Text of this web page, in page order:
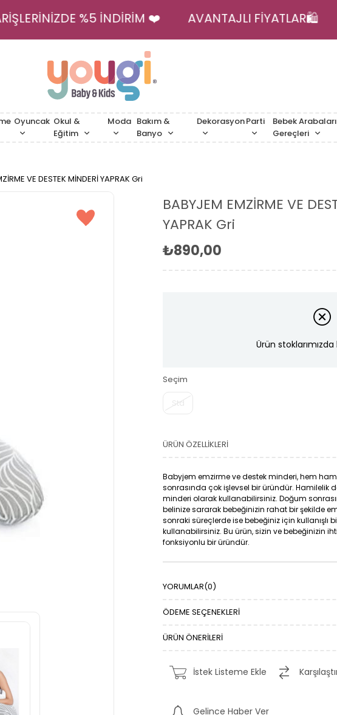
%5 İNDİRİM ❤️ AVANTAJLI FİYATLAR🛍️
Oyuncak Okul &
Eğitim
Moda Bakım &
Banyo
DekorasyonParti
Bebek
Gereçleri
VE DESTEK MİNDERİ YAPRAK Gri
BABYJEM EMZİRME VE
YAPRAK Gri
₺890,00
Ürün stoklarımızda
Seçim
Std
ÜRÜN ÖZELLIKLERI
Babyjem emzirme ve destek minderi, hem
sonrasında çok işlevsel bir üründür. Hamilelik
minderi olarak kullanabilirsiniz. Doğum
belinize sararak bebeğinizin rahat bir şekilde
sonraki süreçlerde ise bebeğiniz için kullanışlı
kullanabilirsiniz. Bu ürün, sizin ve bebeğinizin
fonksiyonlu bir üründür.
YORUMLAR(0)
ÖDEME SEÇENEKLERI
ÜRÜN ÖNERILERI
İstek Listeme Ekle
Gelince Haber Ver